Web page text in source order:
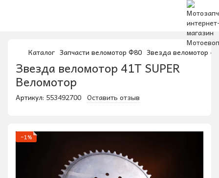
Каталог Запчасти веломотор Ф80 Звезда веломотор
Звезда веломотор 41T SUPER
Веломотор
Артикул: 553492700 Оставить отзыв
−1%